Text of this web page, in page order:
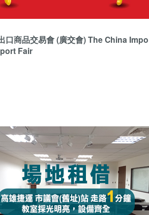
口商品交易會 (廣交會) The China
Fair